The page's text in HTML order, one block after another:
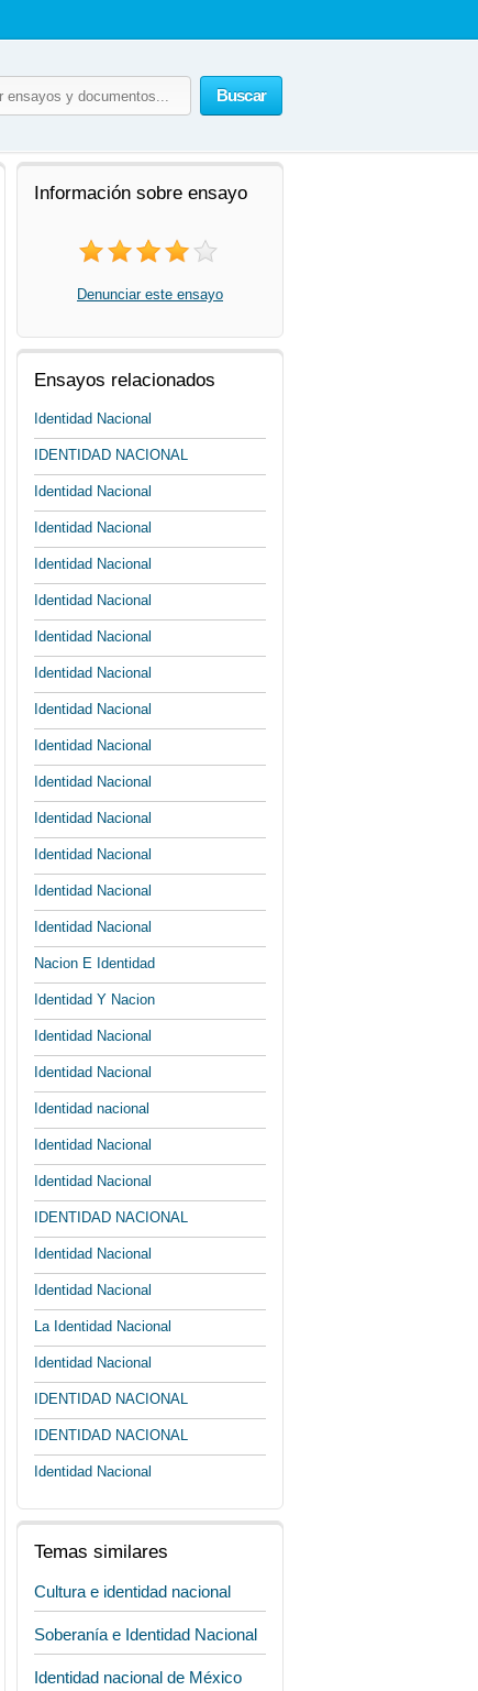
Buscar
Información sobre ensayo
Denunciar este ensayo
Ensayos relacionados
Identidad Nacional
IDENTIDAD NACIONAL
Identidad Nacional
Identidad Nacional
Identidad Nacional
Identidad Nacional
Identidad Nacional
Identidad Nacional
Identidad Nacional
Identidad Nacional
Identidad Nacional
Identidad Nacional
Identidad Nacional
Identidad Nacional
Identidad Nacional
Nacion E Identidad
Identidad Y Nacion
Identidad Nacional
Identidad Nacional
Identidad nacional
Identidad Nacional
Identidad Nacional
IDENTIDAD NACIONAL
Identidad Nacional
Identidad Nacional
La Identidad Nacional
Identidad Nacional
IDENTIDAD NACIONAL
IDENTIDAD NACIONAL
Identidad Nacional
Temas similares
Cultura e identidad nacional
Soberanía e Identidad Nacional
Identidad nacional de México